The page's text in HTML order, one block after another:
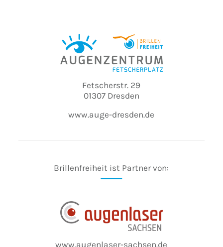
Fetscherstr. 29
01307 Dresden
www.auge-dresden.de
Brillenfreiheit ist Partner von:
www.augenlaser-sachsen.de